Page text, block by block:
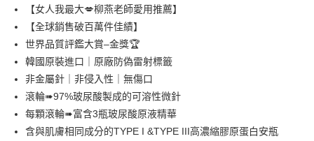
上海商業儲蓄銀行
台北富邦商業銀行
國泰世華商業銀行
臺灣中小企業銀行
匯豐（台灣）商業銀行
聯邦商業銀行
遠東國際商業銀行
元大商業銀行
玉山商業銀行
星展（台灣）商業銀行
台新國際商業銀行
中國信託商業銀行
台灣樂天信用卡公司
華南商業銀行
彰化商業銀行
上海商業儲蓄銀行
國泰世華商業銀行
臺灣中小企業銀行
台中商業銀行
匯豐（台灣）商業銀行
聯邦商業銀行
遠東國際商業銀行
元大商業銀行
永豐商業銀行
玉山商業銀行
星展（台灣）商業銀行
台新國際商業銀行
中國信託商業銀行
LINE Pay
Apple Pay
街口支付
悠遊付
Google Pay
全盈+PAY
【女人我最大💋柳燕老師愛用推薦】
【全球銷售破百萬件佳績】
世界品質評鑑大賞–金獎🏆
韓國原裝進口｜原廠防偽雷射標籤
非金屬針｜非侵入性｜無傷口
滾輪➠97%玻尿酸製成的可溶性微針
每顆滾輪➠富含3瓶玻尿酸原液精華
含與肌膚相同成分的TYPE I &TYPE III高濃縮膠原蛋白安瓶